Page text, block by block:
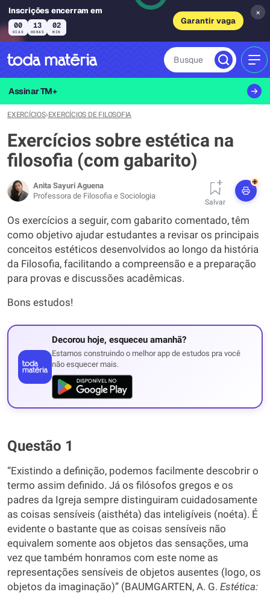
Inscrições encerram em
00
DIAS
13
HORAS
01
MIN
Garantir vaga
×
Busque
Assinar TM+
EXERCÍCIOS›EXERCÍCIOS DE FILOSOFIA
Exercícios sobre estética na
filosofia (com gabarito)
Anita Sayuri Aguena
Professora de Filosofia e Sociologia
Salvar
+
Os exercícios a seguir, com gabarito comentado, têm
como objetivo ajudar estudantes a revisar os principais
conceitos estéticos desenvolvidos ao longo da história
da Filosofia, facilitando a compreensão e a preparação
para provas e discussões acadêmicas.
Bons estudos!
Decorou hoje, esqueceu amanhã?
Estamos construindo o melhor app de estudos pra você
não esquecer mais.
Questão 1
“Existindo a definição, podemos facilmente descobrir o
termo assim definido. Já os filósofos gregos e os
padres da Igreja sempre distinguiram cuidadosamente
as coisas sensíveis (aisthéta) das inteligíveis (noéta). É
evidente o bastante que as coisas sensíveis não
equivalem somente aos objetos das sensações, uma
vez que também honramos com este nome as
representações sensíveis de objetos ausentes (logo, os
objetos da imaginação)” (BAUMGARTEN, A. G. Estética: